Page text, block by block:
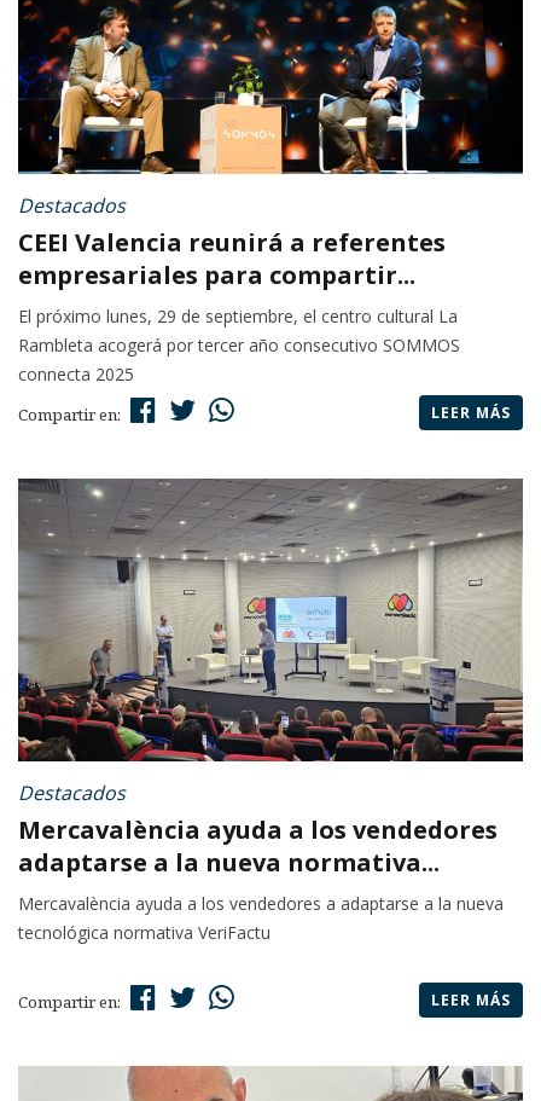
Destacados
CEEI Valencia reunirá a referentes
empresariales para compartir...
El próximo lunes, 29 de septiembre, el centro cultural La
Rambleta acogerá por tercer año consecutivo SOMMOS
connecta 2025
Compartir en: LEER MÁS
Destacados
Mercavalència ayuda a los vendedores
adaptarse a la nueva normativa...
Mercavalència ayuda a los vendedores a adaptarse a la nueva
tecnológica normativa VeriFactu
Compartir en: LEER MÁS